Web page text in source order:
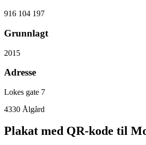
916 104 197
Grunnlagt
2015
Adresse
Lokes gate 7
4330 Ålgård
Plakat med QR-kode til